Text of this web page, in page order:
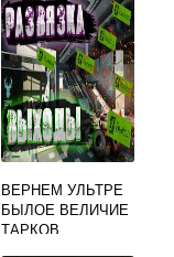
ВЕРНЕМ УЛЬТРЕ
БЫЛОЕ ВЕЛИЧИЕ
ТАРКОВ